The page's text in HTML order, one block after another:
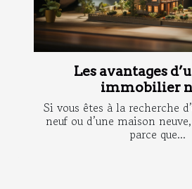
Les avantages
immobilier
Si vous êtes à la recherche
neuf ou d’une maison
parce que...